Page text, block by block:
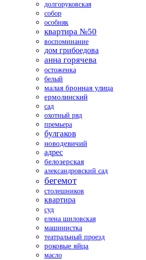
долгоруковская
собор
особняк
квартира №50
воспоминание
дом грибоедова
анна горячева
остоженка
белый
малая бронная улица
ермолинский
сад
охотный ряд
премьера
булгаков
новодевичий
адрес
белозерская
александровский сад
бегемот
столешников
квартира
суд
елена шиловская
машинистка
театральный проезд
роковые яйца
масло